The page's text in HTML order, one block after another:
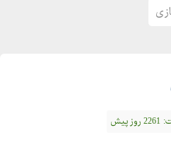
2261 روز پیش